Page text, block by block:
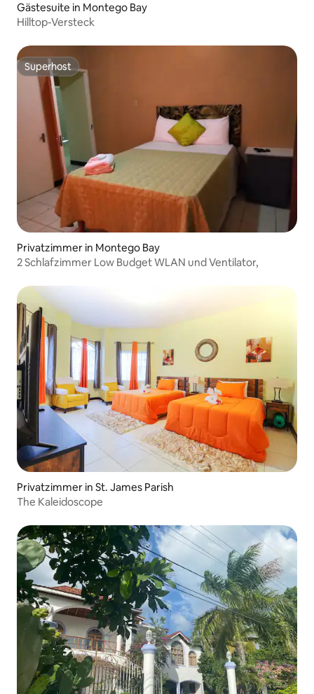
Gästesuite in Montego Bay
Hilltop-Versteck
Superhost
Superhost
Privatzimmer in Montego Bay
2 Schlafzimmer Low Budget WLAN und Ventilator,
Privatzimmer in St. James Parish
The Kaleidoscope